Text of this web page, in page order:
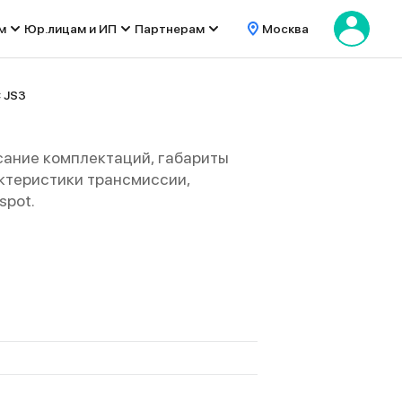
Юр.лицам и ИП Партнерам Москва
JS3
комплектаций, габариты
трансмиссии,